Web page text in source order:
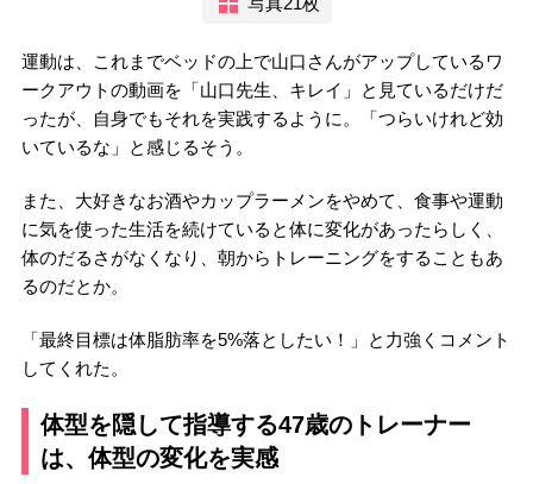
運動は、これまでベッドの上で山口さんがアップしているワ
ークアウトの動画を「山口先生、キレイ」と見ているだけだ
ったが、自身でもそれを実践するように。「つらいけれど効
いているな」と感じるそう。
また、大好きなお酒やカップラーメンをやめて、食事や運動
に気を使った生活を続けていると体に変化があったらしく、
体のだるさがなくなり、朝からトレーニングをすることもあ
るのだとか。
「最終目標は体脂肪率を5%落としたい！」と力強くコメント
してくれた。
体型を隠して指導する47歳のトレーナー
は、体型の変化を実感